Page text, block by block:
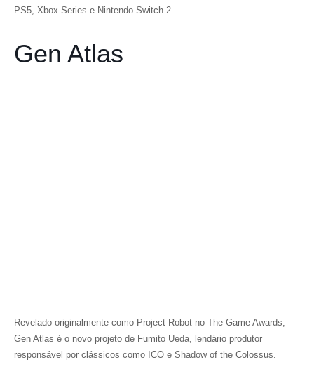
PS5, Xbox Series e Nintendo Switch 2.
Gen Atlas
Revelado originalmente como Project Robot no The Game Awards,
Gen Atlas é o novo projeto de Fumito Ueda, lendário produtor
responsável por clássicos como ICO e Shadow of the Colossus.